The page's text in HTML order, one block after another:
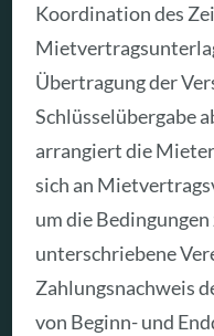
Koordination des
Übertragung der
Schlüsselübergabe
arrangiert die
sich an
um die
unterschriebene
Zahlungsnachweis
von Beginn- und